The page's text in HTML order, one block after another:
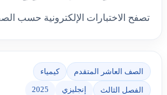
تصفح الاختبارات الإلكترونية حسب
الصف العاشر المتقدم كيمياء
الفصل الثالث إنجليزي 2025